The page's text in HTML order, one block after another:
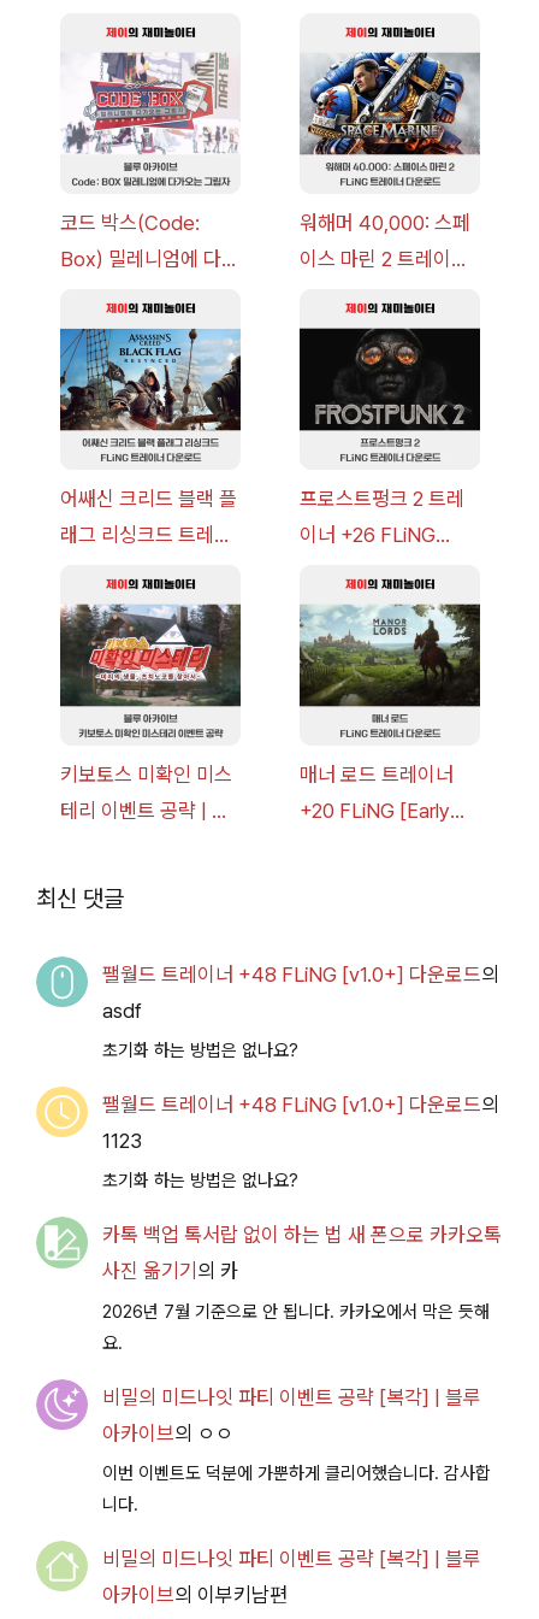
코드 박스(Code:
Box) 밀레니엄에 다가
략 [복각] | 블루 아카
이브
워해머 40,000: 스페
이스 마린 2 트레이너
v14.0+] 다운로드
어쌔신 크리드 블랙 플
래그 리싱크드 트레이
v1.0+] 다운로드
프로스트펑크 2 트레
이너 +26 FLiNG
드
키보토스 미확인 미스
테리 이벤트 공략 | 블
매너 로드 트레이너
+20 FLiNG [Early
최신 댓글
팰월드 트레이너 +48 FLiNG [v1.0+] 다운로드의
asdf
초기화 하는 방법은 없나요?
팰월드 트레이너 +48 FLiNG [v1.0+] 다운로드의
1123
초기화 하는 방법은 없나요?
카톡 백업 톡서랍 없이 하는 법 새 폰으로 카카오톡
사진 옮기기 의 카
2026년 7월 기준으로 안 됩니다. 카카오에서 막은 듯해
요.
비밀의 미드나잇 파티 이벤트 공략 [복각] | 블루
아카이브의 ㅇㅇ
이번 이벤트도 덕분에 가뿐하게 클리어했습니다. 감사합
니다.
비밀의 미드나잇 파티 이벤트 공략 [복각] | 블루
아카이브의 이부키남편